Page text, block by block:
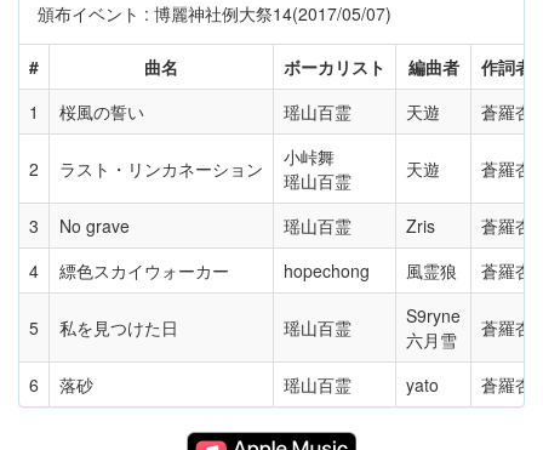
頒布イベント : 博麗神社例大祭14(2017/05/07)
# 曲名 ボーカリスト 編曲者
作詞者
1
桜風の誓い 瑶山百霊 天遊 蒼羅杏
2 ラスト・リンカネーション
小峠舞
瑶山百霊
天遊 蒼羅杏
3 No grave 瑶山百霊 Zris
蒼羅杏
4
縹色スカイウォーカー hopechong 風霊狼 蒼羅杏
5 私を見つけた日 瑶山百霊
S9ryne
六月雪
蒼羅杏
6 落砂 瑶山百霊 yato 蒼羅杏